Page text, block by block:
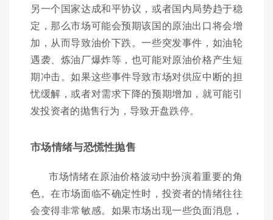
另一个国家达成和平协议，或者国内局势趋于稳
定，那么市场可能会预期该国的原油出口将会增
加，从而导致油价下跌。一些突发事件，如油轮
遇袭、炼油厂爆炸等，也可能对原油价格产生短
期冲击。如果这些事件导致市场对供应中断的担
忧缓解，或者对需求下降的预期增加，就可能引
发投资者的抛售行为，导致开盘跌停。
市场情绪与恐慌性抛售
市场情绪在原油价格波动中扮演着重要的角
色。在市场面临不确定性时，投资者的情绪往往
会变得非常敏感。如果市场出现一些负面消息，